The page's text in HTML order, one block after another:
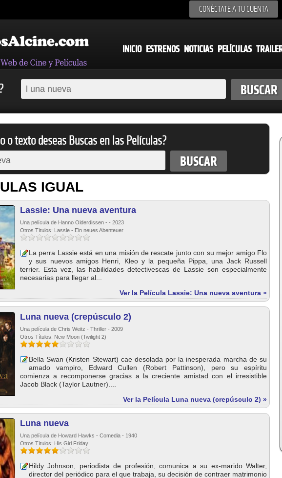
CONÉCTATE A TU CUENTA
INICIO ESTRENOS NOTICIAS PELÍCULAS
o texto deseas Buscas en las Películas?
IGUAL
Lassie: Una nueva aventura
Una película de Hanno Olderdissen - - 2023
Otros Títulos: Lassie - Ein neues Abenteuer
La perra Lassie está en una misión de rescate junto con su mejor amigo Flo
y sus nuevos amigos Henri, Kleo y la pequeña Pippa, una Jack Russell
terrier. Esta vez, las habilidades detectivescas de Lassie son especialmente
necesarias para llegar al...
Ver la Película Lassie: Una nueva aventura »
Luna nueva (crepúsculo 2)
Una película de Chris Weitz - Thriller - 2009
Otros Títulos: New Moon (Twilight 2)
Bella Swan (Kristen Stewart) cae desolada por la inesperada marcha de su
amado vampiro, Edward Cullen (Robert Pattinson), pero su espíritu
comienza a recomponerse gracias a la creciente amistad con el irresistible
Jacob Black (Taylor Lautner)....
Ver la Película Luna nueva (crepúsculo 2) »
Luna nueva
Una película de Howard Hawks - Comedia - 1940
Otros Títulos: His Girl Friday
Hildy Johnson, periodista de profesión, comunica a su ex-marido Walter,
director del periódico para el que trabaja, su decisión de contraer matrimonio